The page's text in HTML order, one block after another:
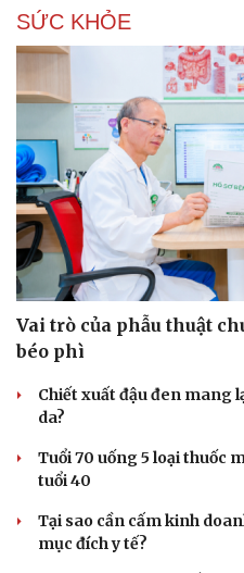
SỨC KHỎE
Vai trò của phẫu thuật
béo phì
Chiết xuất đậu đen mang
da?
Tuổi 70 uống 5 loại thuốc
tuổi 40
Tại sao cần cấm kinh
mục đích y tế?